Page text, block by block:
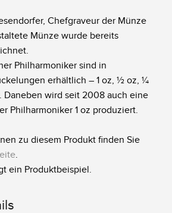
Chefgraveur der Münze
Münze wurde bereits
Philharmoniker sind in
erhältlich – 1 oz, ½ oz, ¼
Daneben wird seit 2008 auch eine
Philharmoniker 1 oz produziert.
zu diesem Produkt finden Sie
.
ein Produktbeispiel.